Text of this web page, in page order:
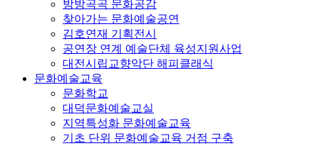
방방곡곡 문화공감
찾아가는 문화예술공연
김호연재 기획전시
공연장 연계 예술단체 육성지원사업
대전시립교향악단 해피클래식
문화예술교육
문화학교
대덕문화예술교실
지역특성화 문화예술교육
기초 단위 문화예술교육 거점 구축